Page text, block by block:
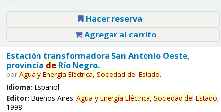
Hacer reserva
Agregar al carrito
Estación transformadora San Antonio Oeste,
provincia deRío Negro.
por Agua y Energía Eléctrica, Sociedad del Estado.
Idioma: Español
Editor: Buenos Aires: Agua y Energía Eléctrica, Sociedad del Estado,
1998